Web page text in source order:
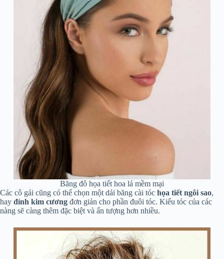
Băng đô họa tiết hoa lá mềm mại
Các cô gái cũng có thể chọn một dải băng cài tóc họa tiết ngôi sao,
hay đính kim cương đơn giản cho phần đuôi tóc. Kiểu tóc của các
nàng sẽ càng thêm đặc biệt và ấn tượng hơn nhiều.